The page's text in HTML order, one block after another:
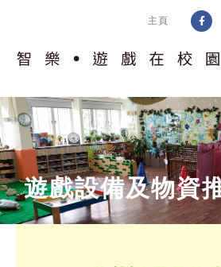
主頁
認識計劃
計劃簡介
智樂模式
遊戲工作
校園實踐
認識校園
趣味片段
遊戲設備及物資